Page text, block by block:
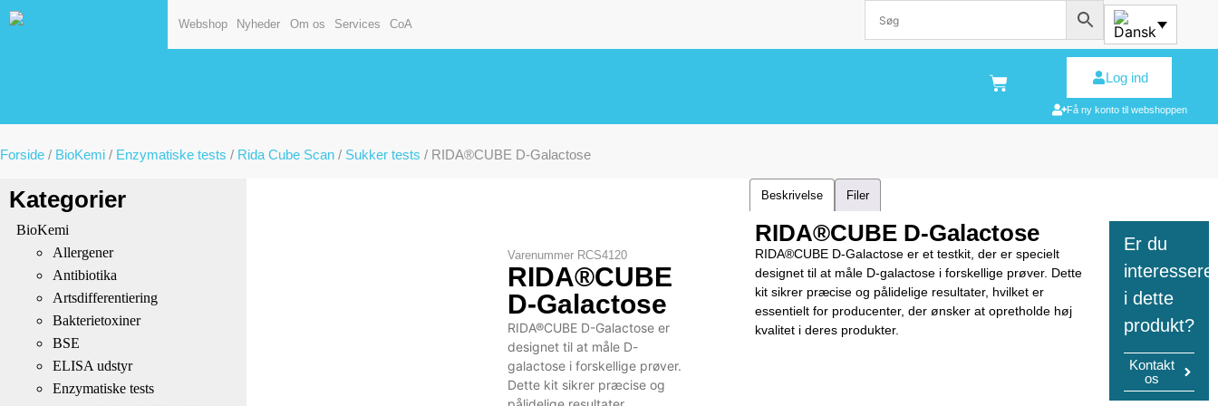
Webshop Nyheder Om os Services CoA
Log ind
Få ny konto til webshoppen
Forside / BioKemi / Enzymatiske tests / Rida Cube Scan / Sukker tests / RIDA®CUBE D-Galactose
Kategorier
BioKemi
Allergener
Antibiotika
Artsdifferentiering
Bakterietoxiner
BSE
ELISA udstyr
Enzymatiske tests
Varenummer RCS4120
RIDA®CUBE
D-Galactose
RIDA®CUBE D-Galactose er
designet til at måle D-
galactose i forskellige prøver.
Dette kit sikrer præcise og
Beskrivelse Filer
RIDA®CUBE D-Galactose
RIDA®CUBE D-Galactose er et testkit, der er specielt
designet til at måle D-galactose i forskellige prøver. Dette
kit sikrer præcise og pålidelige resultater, hvilket er
essentielt for producenter, der ønsker at opretholde høj
kvalitet i deres produkter.
Er du
interesseret
i dette
produkt?
Kontakt
os